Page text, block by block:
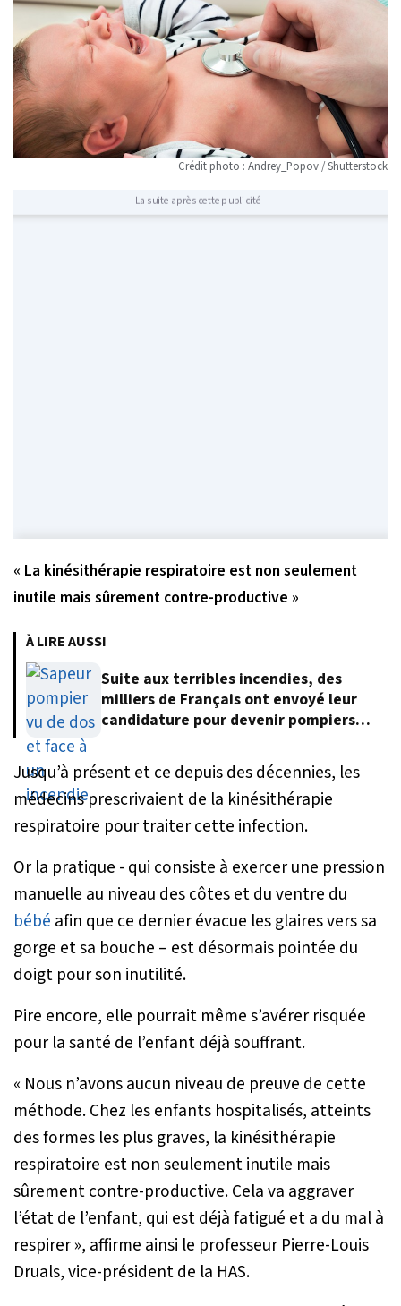
Crédit photo : Andrey_Popov / Shutterstock
La suite après cette publicité
« La kinésithérapie respiratoire est non seulement
inutile mais sûrement contre-productive »
À LIRE AUSSI
Suite aux terribles incendies, des
milliers de Français ont envoyé leur
candidature pour devenir pompiers
Jusqu’à présent et ce depuis des décennies, les
médecins prescrivaient de la kinésithérapie
respiratoire pour traiter cette infection.
Or la pratique - qui consiste à exercer une pression
manuelle au niveau des côtes et du ventre du
bébé afin que ce dernier évacue les glaires vers sa
gorge et sa bouche – est désormais pointée du
doigt pour son inutilité.
Pire encore, elle pourrait même s’avérer risquée
pour la santé de l’enfant déjà souffrant.
« Nous n’avons aucun niveau de preuve de cette
méthode. Chez les enfants hospitalisés, atteints
des formes les plus graves, la kinésithérapie
respiratoire est non seulement inutile mais
sûrement contre-productive. Cela va aggraver
l’état de l’enfant, qui est déjà fatigué et a du mal à
respirer», affirme ainsi le professeur Pierre-Louis
Druals, vice-président de la HAS.